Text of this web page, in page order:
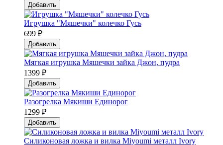
Добавить
Игрушка "Мяшечки" колечко Гусь
699 ₽
Добавить
Мягкая игрушка Мяшечки зайка Джон, пудра
1399 ₽
Добавить
Разогрелка Мякиши Единорог
1299 ₽
Добавить
Силиконовая ложка и вилка Мiyoumi металл Ivory